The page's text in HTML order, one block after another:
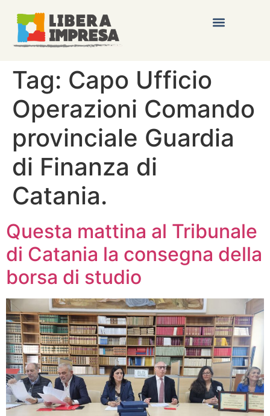
Tag: Capo Ufficio
Operazioni Comando
provinciale Guardia
di Finanza di
Catania.
Questa mattina al Tribunale
di Catania la consegna della
borsa di studio